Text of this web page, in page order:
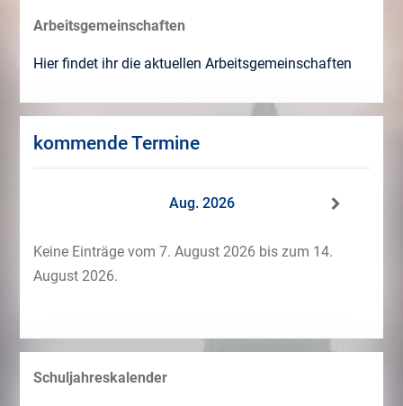
Arbeitsgemeinschaften
Hier findet ihr die aktuellen Arbeitsgemeinschaften
kommende Termine
Aug. 2026
Keine Einträge vom 7. August 2026 bis zum 14.
August 2026.
Schuljahreskalender